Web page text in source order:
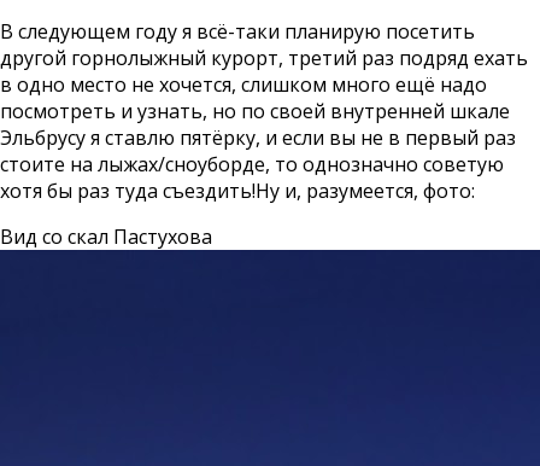
В следующем году я всё-таки планирую посетить
другой горнолыжный курорт, третий раз подряд ехать
в одно место не хочется, слишком много ещё надо
посмотреть и узнать, но по своей внутренней шкале
Эльбрусу я ставлю пятёрку, и если вы не в первый раз
стоите на лыжах/сноуборде, то однозначно советую
хотя бы раз туда съездить!Ну и, разумеется, фото:
Вид со скал Пастухова